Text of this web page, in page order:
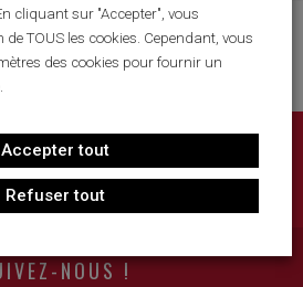
À LA NEWSLETTER
NOUS !
cliquant sur "Accepter", vous
TOUS les cookies. Cependant, vous
des cookies pour fournir un
Accepter tout
Refuser tout